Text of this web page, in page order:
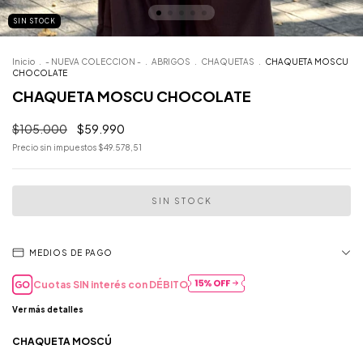
SIN STOCK
Inicio - NUEVA COLECCION - ABRIGOS CHAQUETAS
CHAQUETA MOSCU
CHOCOLATE
CHAQUETA MOSCU CHOCOLATE
$105.000 $59.990
Precio sin impuestos $49.578,51
MEDIOS DE PAGO
Cuotas SIN interés con DÉBITO
Ver más detalles
CHAQUETA MOSCÚ